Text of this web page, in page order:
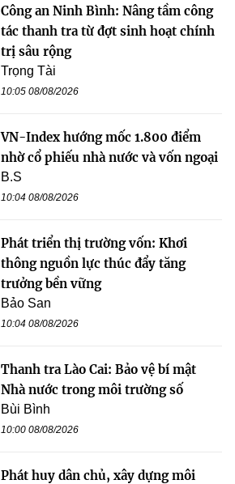
Công an Ninh Bình: Nâng tầm công
tác thanh tra từ đợt sinh hoạt chính
trị sâu rộng
Trọng Tài
10:05 08/08/2026
VN-Index hướng mốc 1.800 điểm
nhờ cổ phiếu nhà nước và vốn ngoại
B.S
10:04 08/08/2026
Phát triển thị trường vốn: Khơi
thông nguồn lực thúc đẩy tăng
trưởng bền vững
Bảo San
10:04 08/08/2026
Thanh tra Lào Cai: Bảo vệ bí mật
Nhà nước trong môi trường số
Bùi Bình
10:00 08/08/2026
Phát huy dân chủ, xây dựng môi